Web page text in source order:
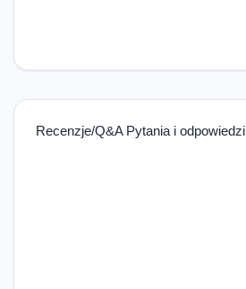
Recenzje/Q&A Pytania i odpowiedzi